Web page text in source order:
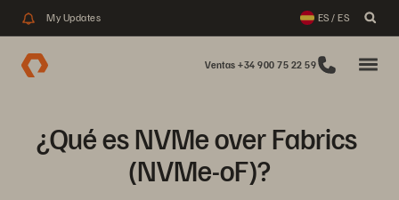
My Updates ES / ES
Ventas +34 900 75 22 59
¿Qué es NVMe over Fabrics
(NVMe-oF)?